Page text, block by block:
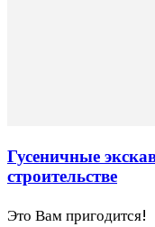
Гусеничные
строительстве
Это Вам пригодится!